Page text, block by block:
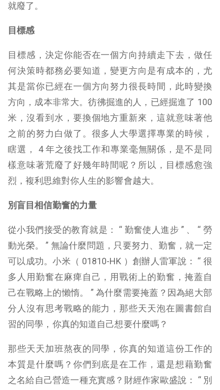
就廢了。
目標感
目標感，決定你能否在一個方向持續走下去，做任
何決策時都務必要知道，變更方向是有成本的，尤
其是當你已經在一個方向努力很長時間，此時變換
方向，成本非常大。彷彿掘進的人，已經掘進了 100
米，沒看到水，要換個地方重新來，這就意味著他
之前的努力白做了。很多人大學選擇專業的時候，
瞎選， 4 年之後找工作和專業毫無關係，是不是同
樣意味著荒廢了好幾年時間呢？所以，目標感愈強
烈，複利思維對你人生的影響會越大。
別盲目相信勤奮的力量
從小我們接受的教育就是： “ 勤奮使人進步 ” 、 “ 勞
動光榮。 ” 無論什麼問題，只要努力、勤奮，就一定
可以成功。小米（ 01810-HK ）創辦人雷軍說： “ 很
多人用勤奮在麻痺自己，用戰術上的勤奮，掩蓋自
己在戰略上的懶惰。 ” 為什麼需要掩蓋？因為絕大部
分人沒有思考戰略的能力，那些天天泡在圖書館自
習的同學，你真的知道自己想要什麼嗎？
那些天天加班熬夜的同學，你真的知道這份工作的
本質是什麼嗎？你們到底是在工作，還是想藉勤奮
之名給自己營造一種充實感？財經作家歐盛說： “ 別